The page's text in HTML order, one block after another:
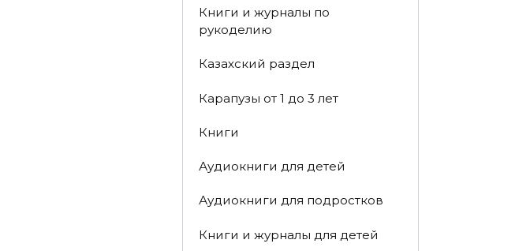
Книги и журналы по
рукоделию
Казахский раздел
Карапузы от 1 до 3 лет
Книги
Аудиокниги для детей
Аудиокниги для подростков
Книги и журналы для детей